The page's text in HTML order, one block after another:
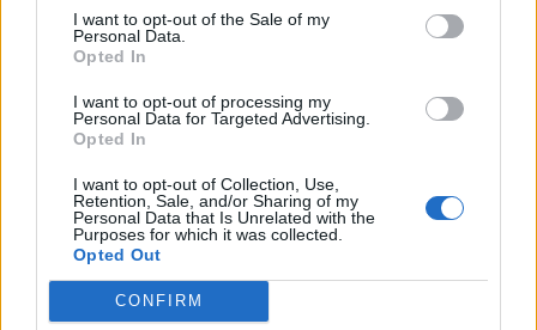
I want to opt-out of the Sale of my
Personal Data.
Opted In
I want to opt-out of processing my
Personal Data for Targeted Advertising.
Opted In
I want to opt-out of Collection, Use,
Retention, Sale, and/or Sharing of my
Personal Data that Is Unrelated with the
Purposes for which it was collected.
Opted Out
CONFIRM
Τελικός Super Cup: Τί απαντά ο πρόεδρος της ΕΠΣΗ Νίκος
Τζώρτζογλου στα περί "αποκλεισμού" του Συλλόγου
Αλατσατιανών
19:02
Ιωάννα Τούνη: Τα γενέθλιά της και οι ευχές του
Υπεγράφη από τον Ευ. Τουρνά η επαύξηση των ωρών
απασχόλησης των εποχικών πυροσβεστών
18:52